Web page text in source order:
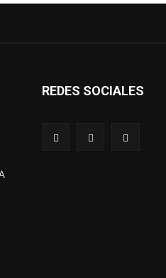
REDES SOCIALES